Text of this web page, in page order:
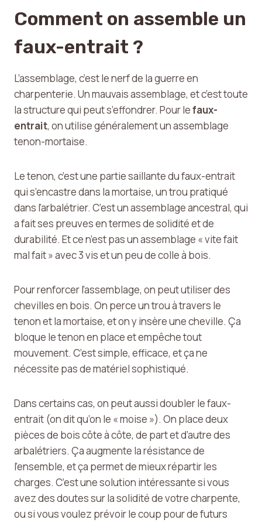
Comment on assemble un
faux-entrait ?
L’assemblage, c’est le nerf de la guerre en
charpenterie. Un mauvais assemblage, et c’est toute
la structure qui peut s’effondrer. Pour lefaux-
entrait, on utilise généralement un assemblage
tenon-mortaise.
Le tenon, c’est une partie saillante du faux-entrait
qui s’encastre dans la mortaise, un trou pratiqué
dans l’arbalétrier. C’est un assemblage ancestral, qui
a fait ses preuves en termes de solidité et de
durabilité. Et ce n’est pas un assemblage « vite fait
mal fait » avec 3 vis et un peu de colle à bois.
Pour renforcer l’assemblage, on peut utiliser des
chevilles en bois. On perce un trou à travers le
tenon et la mortaise, et on y insère une cheville. Ça
bloque le tenon en place et empêche tout
mouvement. C’est simple, efficace, et ça ne
nécessite pas de matériel sophistiqué.
Dans certains cas, on peut aussi doubler le faux-
entrait (on dit qu’on le « moise »). On place deux
pièces de bois côte à côte, de part et d’autre des
arbalétriers. Ça augmente la résistance de
l’ensemble, et ça permet de mieux répartir les
charges. C’est une solution intéressante si vous
avez des doutes sur la solidité de votre charpente,
ou si vous voulez prévoir le coup pour de futurs